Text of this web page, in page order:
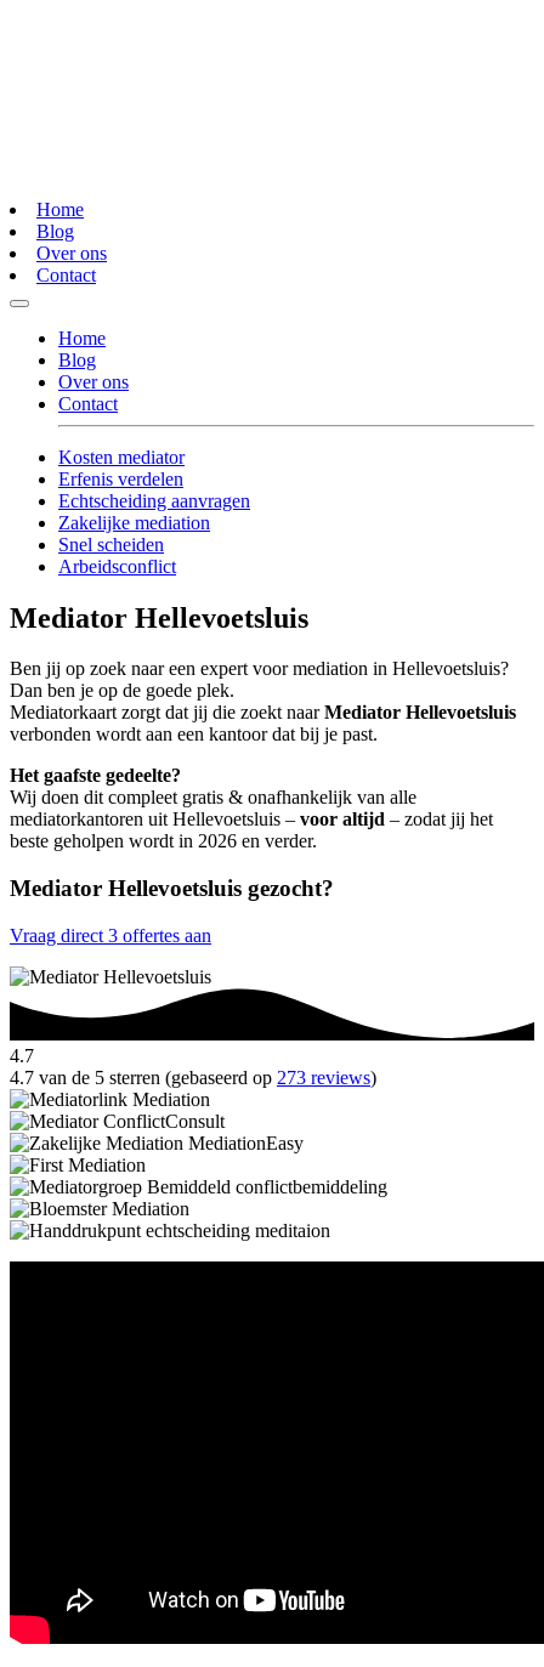
Home
Blog
Over ons
Contact
Home
Blog
Over ons
Contact
Kosten mediator
Erfenis verdelen
Echtscheiding aanvragen
Zakelijke mediation
Snel scheiden
Arbeidsconflict
Mediator Hellevoetsluis
Ben jij op zoek naar een expert voor mediation in Hellevoetsluis?
Dan ben je op de goede plek.
Mediatorkaart zorgt dat jij die zoekt naarMediator Hellevoetsluis
verbonden wordt aan een kantoor dat bij je past.
Het gaafste gedeelte?
Wij doen dit compleet gratis & onafhankelijk van alle
mediatorkantoren uit Hellevoetsluis – voor altijd – zodat jij het
beste geholpen wordt in 2026 en verder.
Mediator Hellevoetsluis gezocht?
Vraag direct 3 offertes aan
4.7
4.7 van de 5 sterren (gebaseerd op 273 reviews)